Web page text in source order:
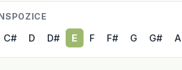
C# D D# E F F# G G# A